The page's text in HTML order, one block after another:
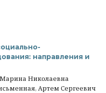
направления и
Марина Николаевна
Артем Сергеевич